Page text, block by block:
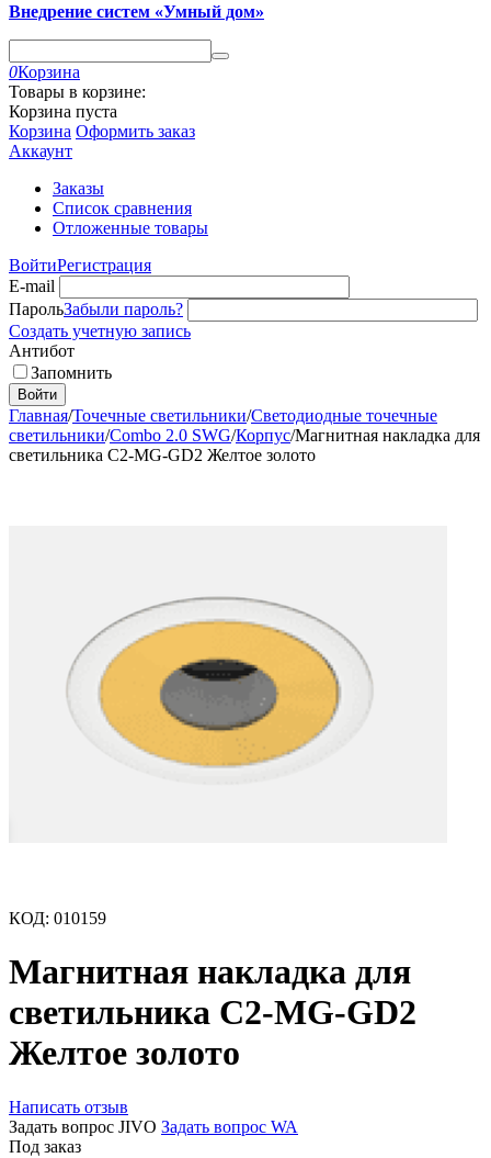
Внедрение систем «Умный дом»
0Корзина
Товары в корзине:
Корзина пуста
Корзина Оформить заказ
Аккаунт
Заказы
Список сравнения
Отложенные товары
ВойтиРегистрация
E-mail
ПарольЗабыли пароль?
Создать учетную запись
Антибот
Запомнить
Войти
Главная/Точечные светильники/Светодиодные точечные
светильники/Combo 2.0 SWG/Корпус/Магнитная накладка для
светильника C2-MG-GD2 Желтое золото
КОД: 010159
Магнитная накладка для
светильника C2-MG-GD2
Желтое золото
Написать отзыв
Задать вопрос JIVO Задать вопрос WA
Под заказ